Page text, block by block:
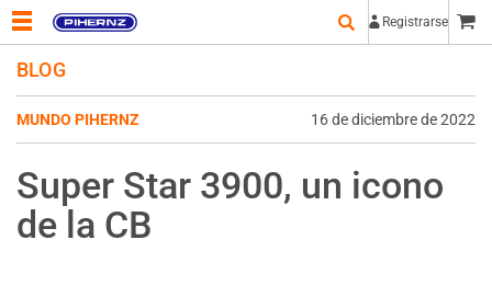
Registrarse
BLOG
MUNDO PIHERNZ 16 de diciembre de 2022
Super Star 3900, un icono
de la CB